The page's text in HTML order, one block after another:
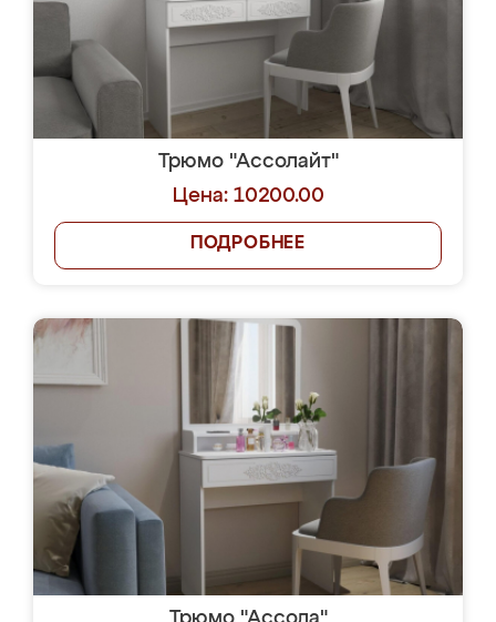
Трюмо "Ассолайт"
Цена: 10200.00
ПОДРОБНЕЕ